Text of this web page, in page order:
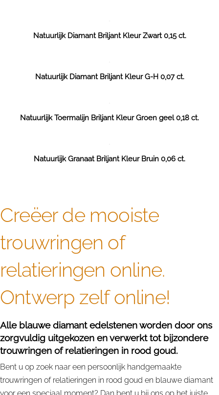
Natuurlijk Diamant Briljant Kleur Zwart 0,15 ct.
Natuurlijk Diamant Briljant Kleur G-H 0,07 ct.
Natuurlijk Toermalijn Briljant Kleur Groen geel 0,18 ct.
Natuurlijk Granaat Briljant Kleur Bruin 0,06 ct.
Creëer de mooiste
trouwringen of
relatieringen online.
Ontwerp zelf online!
Alle blauwe diamant edelstenen worden door ons
zorgvuldig uitgekozen en verwerkt tot bijzondere
trouwringen of relatieringen in rood goud.
Bent u op zoek naar een persoonlijk handgemaakte
trouwringen of relatieringen in rood goud en blauwe diamant